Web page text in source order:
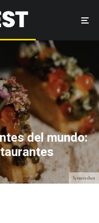
Screenshot
del mundo: